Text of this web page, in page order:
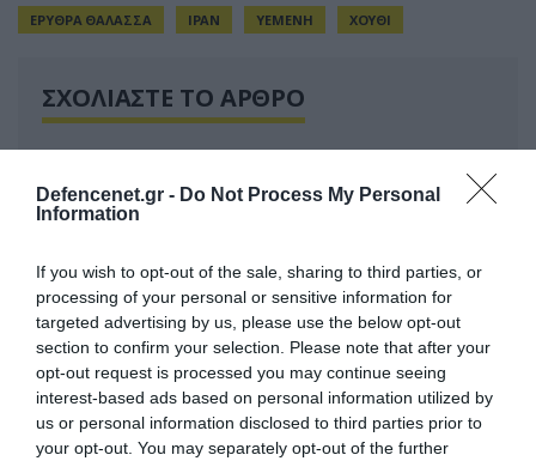
Defencenet.gr - Do Not Process My Personal
Information
If you wish to opt-out of the sale, sharing to third parties, or
processing of your personal or sensitive information for
targeted advertising by us, please use the below opt-out
section to confirm your selection. Please note that after your
opt-out request is processed you may continue seeing
interest-based ads based on personal information utilized by
us or personal information disclosed to third parties prior to
your opt-out. You may separately opt-out of the further
ΕΡΥΘΡΑ ΘΑΛΑΣΣΑ ΙΡΑΝ ΥΕΜΕΝΗ ΧΟΥΘΙ
ΣΧΟΛΙΑΣΤΕ ΤΟ ΑΡΘΡΟ